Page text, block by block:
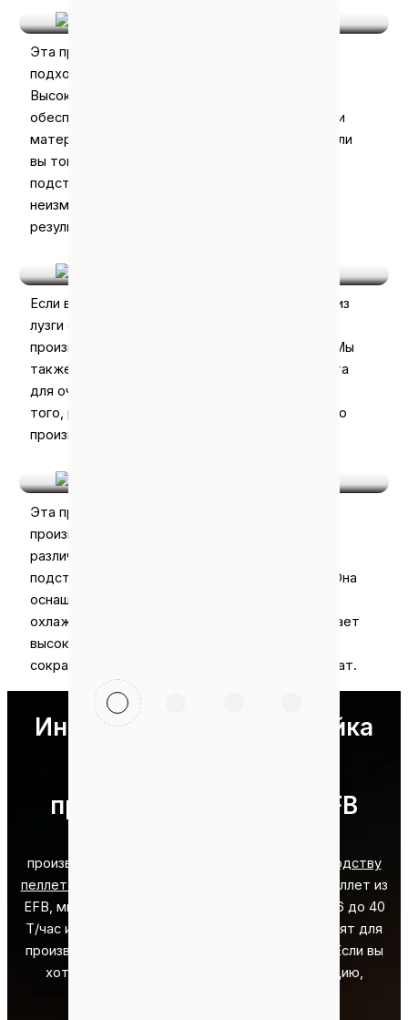
Эта производственная линия также идеально
подходит для переработки арахиса.
Высокоэффективная система сушки
обеспечивает оптимальный уровень влажности
материала. Независимо от того, производите ли
вы топливные гранулы из скорлупы арахиса или
подстилочный материал, эта система будет
неизменно давать высококачественные
результаты.
Если вам нужны высококачественные гранулы из
лузги семян подсолнечника, эта
производственная линия идеально подходит. Мы
также можем предоставить эффективные сита
для очистки сырья для этого процесса. Кроме
того, регулируя параметры гранулятора, можно
производить гранулы различных размеров.
Эта производственная линия может также
производить гранулы из кофейной шелухи для
различных применений. Например, в качестве
подстилки для животных и топливных гранул. Она
оснащена высокоэффективными системами
охлаждения и упаковки гранул. Это обеспечивает
высокое качество при одновременном
сокращении отходов материалов и трудозатрат.
Индивидуальная настройка
производству гранул EFB
производительность для всех
линия по производству
пеллет из лузги
s. Что касается производства пеллет из
EFB, мы предлагаем решения мощностью от 0,6 до 40
Т/час и даже выше. Таким образом, они подходят для
производства пеллет в различных масштабах. Если вы
хотите получить дополнительную информацию,